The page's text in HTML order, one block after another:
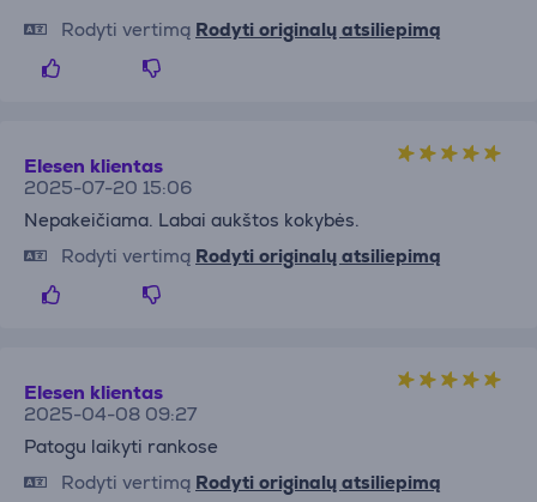
Rodyti vertimą Rodyti originalų atsiliepimą
Elesen klientas
2025-07-20 15:06
Nepakeičiama. Labai aukštos kokybės.
Rodyti vertimą Rodyti originalų atsiliepimą
Elesen klientas
2025-04-08 09:27
Patogu laikyti rankose
Rodyti vertimą Rodyti originalų atsiliepimą